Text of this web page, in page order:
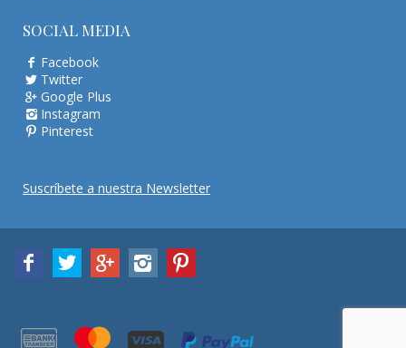
SOCIAL MEDIA
Facebook
Twitter
Google Plus
Instagram
Pinterest
Suscríbete a nuestra Newsletter